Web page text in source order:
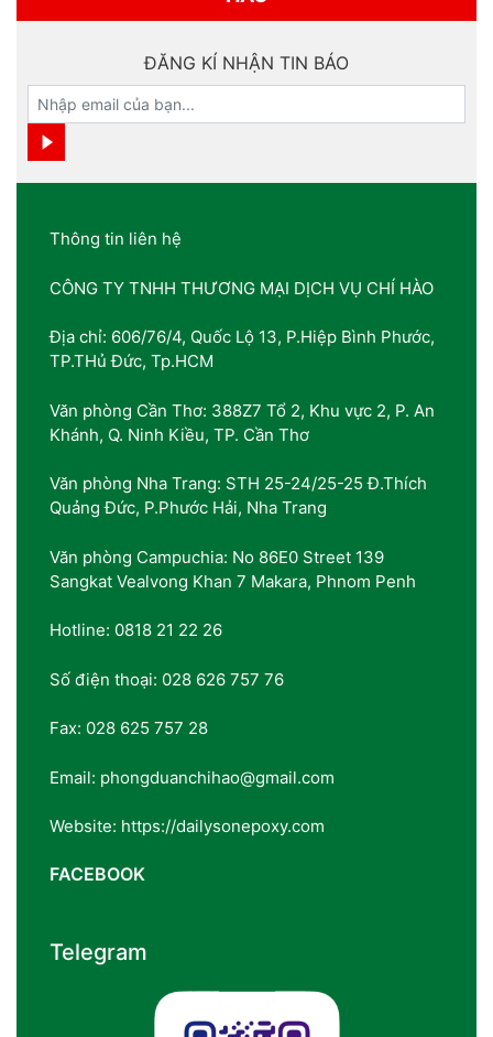
ĐĂNG KÍ NHẬN TIN BÁO
Thông tin liên hệ
CÔNG TY TNHH THƯƠNG MẠI DỊCH VỤ CHÍ HÀO
Địa chỉ: 606/76/4, Quốc Lộ 13, P.Hiệp Bình Phước,
TP.THủ Đức, Tp.HCM
Văn phòng Cần Thơ: 388Z7 Tổ 2, Khu vực 2, P. An
Khánh, Q. Ninh Kiều, TP. Cần Thơ
Văn phòng Nha Trang: STH 25-24/25-25 Đ.Thích
Quảng Đức, P.Phước Hải, Nha Trang
Văn phòng Campuchia: No 86E0 Street 139
Sangkat Vealvong Khan 7 Makara, Phnom Penh
Hotline: 0818 21 22 26
Số điện thoại: 028 626 757 76
Fax: 028 625 757 28
Email: phongduanchihao@gmail.com
Website: https://dailysonepoxy.com
FACEBOOK
Telegram